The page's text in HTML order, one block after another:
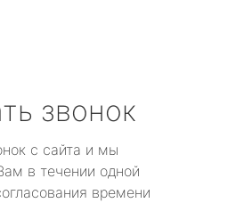
звонок
с сайта и мы
в течении одной
времени